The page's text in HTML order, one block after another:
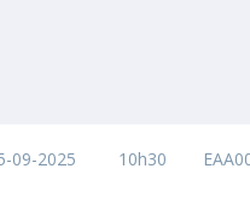
09-2025 10h30